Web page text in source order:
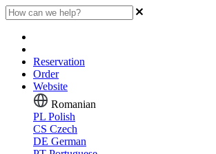
Reservation
Order
Website
Romanian
PL Polish
CS Czech
DE German